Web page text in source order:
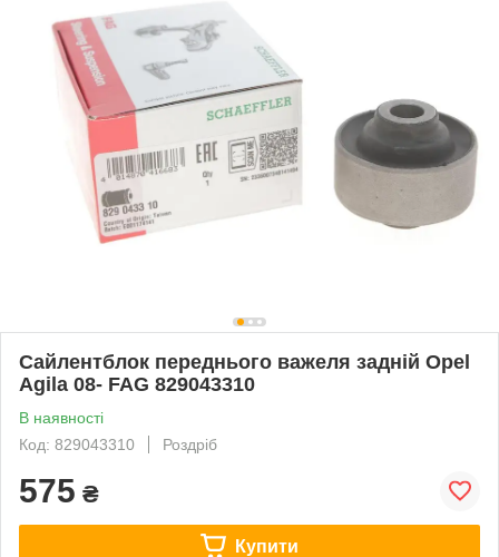
Сайлентблок переднього важеля задній Opel
Agila 08- FAG 829043310
В наявності
Код: 829043310
Роздріб
575 ₴
Купити